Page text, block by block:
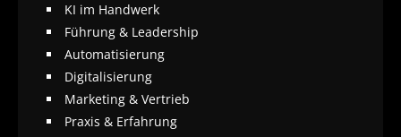
KI im Handwerk
Führung & Leadership
Automatisierung
Digitalisierung
Marketing & Vertrieb
Praxis & Erfahrung